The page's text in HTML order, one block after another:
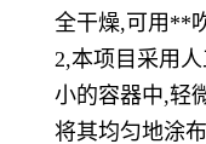
全干燥,可用**
2,本项目采用
小的容器中,轻
将其均匀地涂